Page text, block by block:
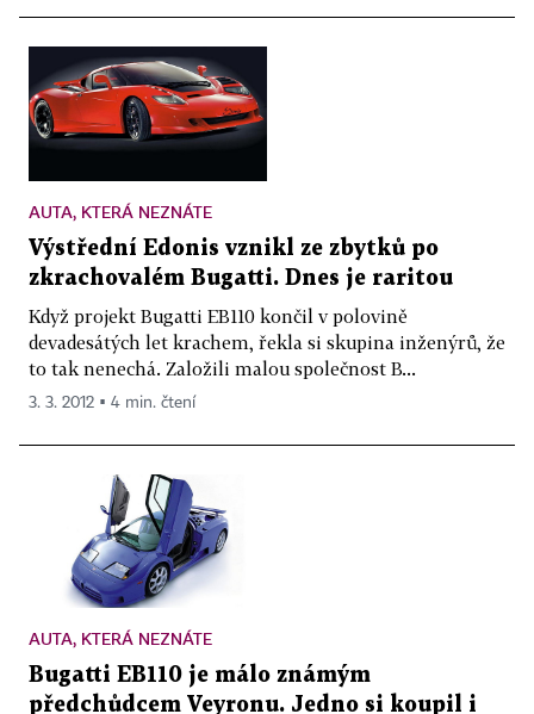
AUTA, KTERÁ NEZNÁTE
Výstřední Edonis vznikl ze zbytků po
zkrachovalém Bugatti. Dnes je raritou
Když projekt Bugatti EB110 končil v polovině
devadesátých let krachem, řekla si skupina inženýrů, že
to tak nenechá. Založili malou společnost B...
3. 3. 2012 ▪ 4 min. čtení
AUTA, KTERÁ NEZNÁTE
Bugatti EB110 je málo známým
předchůdcem Veyronu. Jedno si koupil i